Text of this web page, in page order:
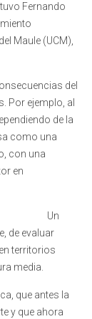
Fernando
Maule (UCM),
del
Por ejemplo, al
de la
como una
con una
en
Un
de evaluar
territorios
media.
que antes la
y que ahora